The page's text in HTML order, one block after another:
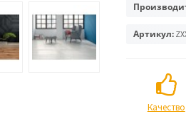
Артикул:
Качество